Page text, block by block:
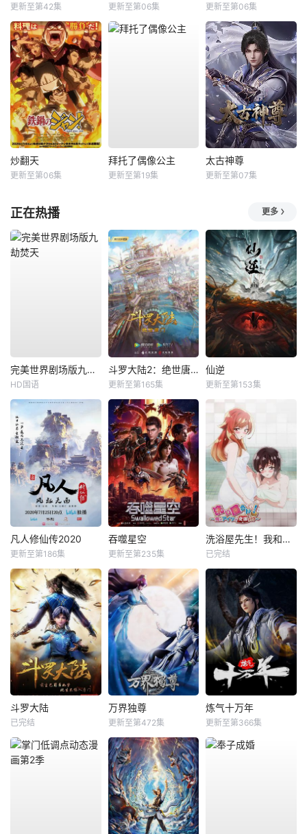
更新至第42集 更新至第06集 更新至第06集
炒翻天
更新至第06集
拜托了偶像公主
更新至第19集
太古神尊
更新至第07集
正在热播 更多
完美世界剧场版九劫焚天
HD国语
斗罗大陆2：绝世唐门
更新至第165集
仙逆
更新至第153集
凡人修仙传2020
更新至第186集
吞噬星空
更新至第235集
洗浴屋先生！我和那家伙在女浴池！？
已完结
斗罗大陆
已完结
万界独尊
更新至第472集
炼气十万年
更新至第366集